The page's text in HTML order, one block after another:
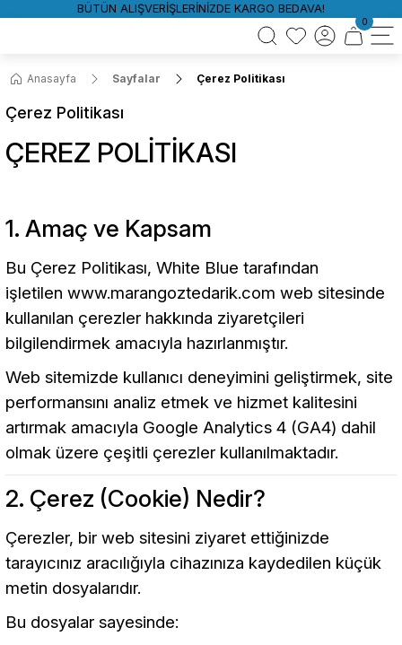
BÜTÜN ALIŞVERİŞLERİNİZDE KARGO BEDAVA!
0
Anasayfa Sayfalar Çerez Politikası
Çerez Politikası
ÇEREZ POLİTİKASI
1. Amaç ve Kapsam
Bu Çerez Politikası, White Blue tarafından
işletilen www.marangoztedarik.com web sitesinde
kullanılan çerezler hakkında ziyaretçileri
bilgilendirmek amacıyla hazırlanmıştır.
Web sitemizde kullanıcı deneyimini geliştirmek, site
performansını analiz etmek ve hizmet kalitesini
artırmak amacıyla Google Analytics 4 (GA4) dahil
olmak üzere çeşitli çerezler kullanılmaktadır.
2. Çerez (Cookie) Nedir?
Çerezler, bir web sitesini ziyaret ettiğinizde
tarayıcınız aracılığıyla cihazınıza kaydedilen küçük
metin dosyalarıdır.
Bu dosyalar sayesinde: